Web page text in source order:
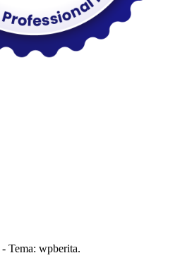
- Tema: wpberita.